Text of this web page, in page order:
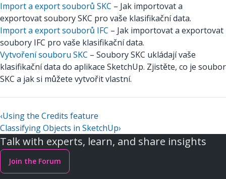
Import a export souborů SKC – Jak importovat a
exportovat soubory SKC pro vaše klasifikační data.
Import a export souborů IFC – Jak importovat a exportovat
soubory IFC pro vaše klasifikační data.
Vytvoření souboru SKC – Soubory SKC ukládají vaše
klasifikační data do aplikace SketchUp. Zjistěte, co je soubor
SKC a jak si můžete vytvořit vlastní.
‹Using the Credits feature
Classifying Objects in SketchUp›
Talk with experts, learn, and share insights
Join the Forum